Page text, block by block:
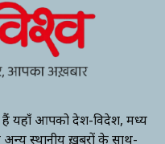
हैं यहाँ आपको देश-विदेश, मध्य
स्थानीय ख़बरों के साथ-